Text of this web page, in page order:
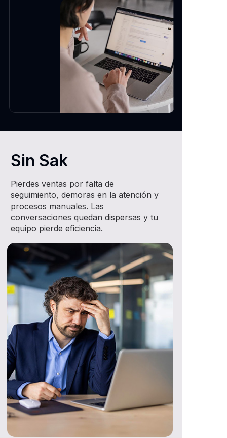
Sin Sak
Pierdes ventas por falta de
seguimiento, demoras en la atención y
procesos manuales. Las
conversaciones quedan dispersas y tu
equipo pierde eficiencia.